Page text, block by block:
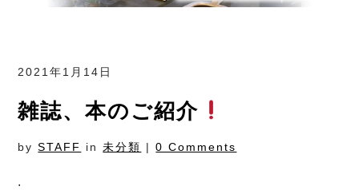
2021年1月14日
雑誌、本のご紹介
bySTAFF in未分類 |0 Comments
.